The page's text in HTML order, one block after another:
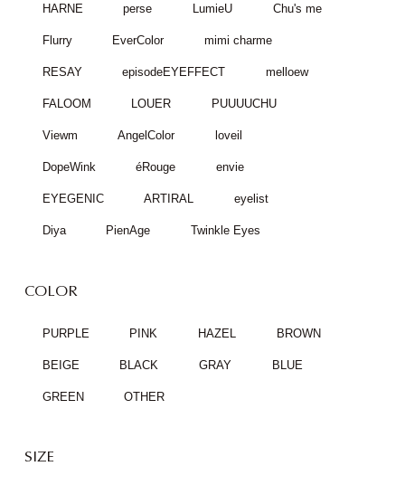
HARNE perse LumieU Chu's me
Flurry EverColor mimi charme
RESAY episodeEYEFFECT melloew
FALOOM LOUER PUUUUCHU
Viewm AngelColor loveil
DopeWink éRouge envie
EYEGENIC ARTIRAL eyelist
Diya PienAge Twinkle Eyes
COLOR
PURPLE PINK HAZEL BROWN
BEIGE BLACK GRAY BLUE
GREEN OTHER
SIZE